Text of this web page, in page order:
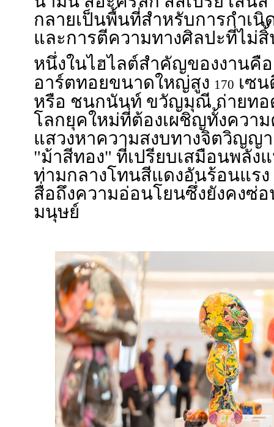
กลายเป็นพื้นที่สำหรับการกำเ
และการตีความทางศิลปะที่ไม่
หนึ่งในไฮไลต์สำคัญของงานคื
อาร์ตทอยขนาดใหญ่สูง 170 เซ
หรือ ชนกนันท์ ขวัญมุณี ถ่ายทอ
โลกยุคใหม่ที่ต้องเผชิญทั้งควา
แสวงหาความสงบทางจิตวิญ
"ม้าสีทอง" ที่เปรียบเสมือนพลั
ท่ามกลางโทนสีแดงอันร้อนแร
สื่อถึงความอ่อนโยนซึ่งยังคงซ่
มนุษย์